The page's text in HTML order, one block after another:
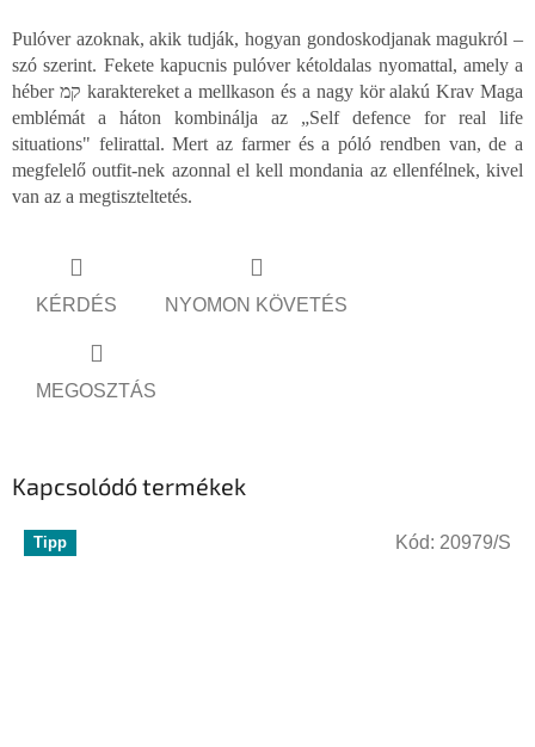
Pulóver azoknak, akik tudják, hogyan gondoskodjanak magukról –
szó szerint. Fekete kapucnis pulóver kétoldalas nyomattal, amely a
héber קמ karaktereket a mellkason és a nagy kör alakú Krav Maga
emblémát a háton kombinálja az „Self defence for real life
situations" felirattal. Mert az farmer és a póló rendben van, de a
megfelelő outfit-nek azonnal el kell mondania az ellenfélnek, kivel
van az a megtiszteltetés.
KÉRDÉS NYOMON KÖVETÉS
MEGOSZTÁS
Kapcsolódó termékek
Tipp Kód: 20979/S